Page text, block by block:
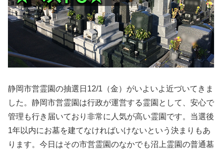
静岡市営霊園の抽選日12/1（金）がいよいよ近づいてきま
した。静岡市営霊園は行政が運営する霊園として、安心で
管理も行き届いており非常に人気が高い霊園です。当選後
1年以内にお墓を建てなければいけないという決まりもあ
ります。今日はその市営霊園のなかでも沼上霊園の普通墓